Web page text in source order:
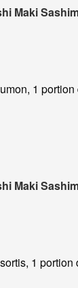
Maki
1 portion
Maki
1 portion